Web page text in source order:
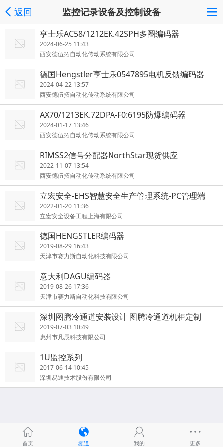
返回 监控记录设备及控制设备
亨士乐AC58/1212EK.42SPH多圈编码器
2024-06-25 11:43
西安德伍拓自动化传动系统有限公司
德国Hengstler亨士乐0547895电机反馈编码器
2024-04-22 13:57
西安德伍拓自动化传动系统有限公司
AX70/1213EK.72DPA-F0:6195防爆编码器
2024-01-17 13:46
西安德伍拓自动化传动系统有限公司
RIMSS2信号分配器NorthStar现货供应
2022-11-07 13:54
西安德伍拓自动化传动系统有限公司
立宏安全-EHS智慧安全生产管理系统-PC管理端
2022-01-20 11:36
立宏安全设备工程上海有限公司
德国HENGSTLER编码器
2019-08-29 16:43
天津市赛力斯自动化科技有限公司
意大利DAGU编码器
2019-08-26 17:36
天津市赛力斯自动化科技有限公司
深圳图腾冷通道安装设计 图腾冷通道机柜定制
2019-07-03 10:49
惠州市凡辰科技有限公司
1U监控系列
2017-06-14 10:45
深圳易通技术股份有限公司
首页 频道 我的 更多